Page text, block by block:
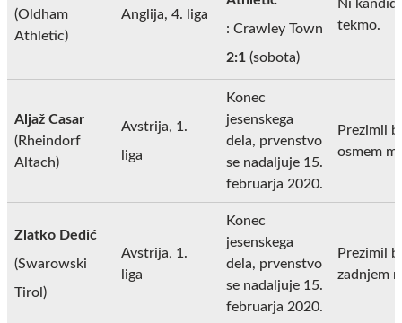
(Oldham
Athletic)
Anglija, 4. liga
: Crawley Town
2:1 (sobota)
Ni
tekmo.
Aljaž Casar
(Rheindorf
Altach)
Avstrija, 1.
liga
Konec
jesenskega
dela, prvenstvo
se nadaljuje 15.
februarja 2020.
Prezimil
osmem
Zlatko Dedić
(Swarowski
Tirol)
Avstrija, 1.
liga
Konec
jesenskega
dela, prvenstvo
se nadaljuje 15.
februarja 2020.
Prezimil
zadnjem